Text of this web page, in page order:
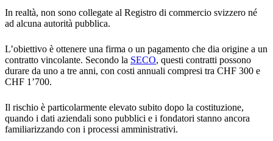
In realtà, non sono collegate al Registro di commercio svizzero né
ad alcuna autorità pubblica.
L’obiettivo è ottenere una firma o un pagamento che dia origine a un
contratto vincolante. Secondo la SECO, questi contratti possono
durare da uno a tre anni, con costi annuali compresi tra CHF 300 e
CHF 1’700.
Il rischio è particolarmente elevato subito dopo la costituzione,
quando i dati aziendali sono pubblici e i fondatori stanno ancora
familiarizzando con i processi amministrativi.